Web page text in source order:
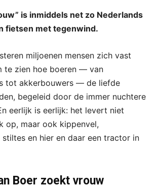
is inmiddels net zo Nederlands
fietsen met tegenwind.
miljoenen mensen zich vast
te zien hoe boeren — van
tot akkerbouwers — de liefde
begeleid door de immer nuchtere
eerlijk is eerlijk: het levert niet
op, maar ook kippenvel,
en hier en daar een tractor in
Boer zoekt vrouw